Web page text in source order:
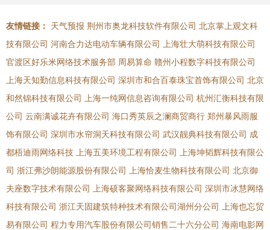
友情链接： 天气预报 荆州市奥龙科技软件有限公司 北京掌上观文科
技有限公司 河南合力达电动车辆有限公司
上海壮大萌科技有限公司
官渡区好乐米网络技术服务部 周易算命 赣州小程数字科技有限公司
上海天知勤信息科技有限公司 深圳市和合百泰珠宝首饰有限公司 北京
和然锦科技有限公司
上海一纯网信息咨询有限公司 杭州汇衡科技有限
公司 云南满诚花卉有限公司 海口秀英辰之澜商贸商行 郑州暴风雨服
饰有限公司 深圳市水帘洞天科技有限公司 武汉靓典科技有限公司 成
都梧迪雨网络科技
上海五美环境工程有限公司
上海坤韬辉科技有限公
司 浙江弗沙朗能源股份有限公司 上海恰麦生物科技有限公司 北京御
夫座数字技术有限公司
上海硕客聚网络科技有限公司 深圳市冰慧网络
科技有限公司 浙江天固建筑特种技术有限公司湖州分公司
上海也忘贸
易有限公司 程力专用汽车股份有限公司销售二十六分公司 海南电影网